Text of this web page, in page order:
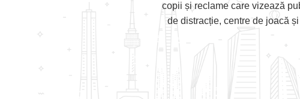
copii și reclame care vizează
de distracție, centre de joacă